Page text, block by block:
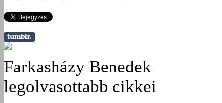
Farkasházy Benedek
legolvasottabb cikkei